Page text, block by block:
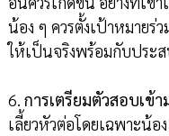
น้อง ๆ ควรตั้งเป้าหมายร่
ให้เป็นจริงพร้อมกับประ
6. การเตรียมตัวสอบเข้
เลี้ยวหัวต่อโดยเฉพาะน้อ